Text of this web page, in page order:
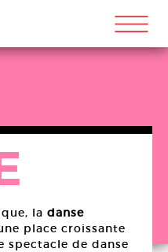
m
la danse
place croissante
spectacle de danse